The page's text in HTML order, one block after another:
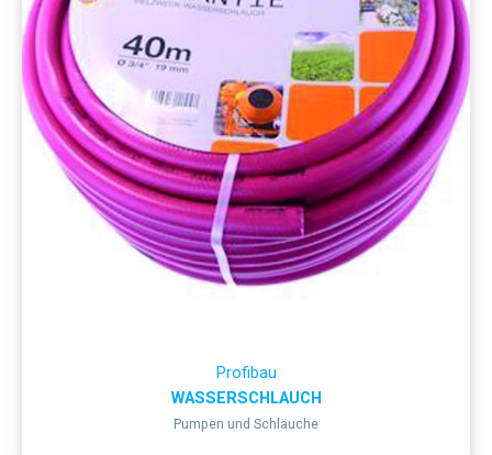
Profibau
WASSERSCHLAUCH
Pumpen und Schläuche